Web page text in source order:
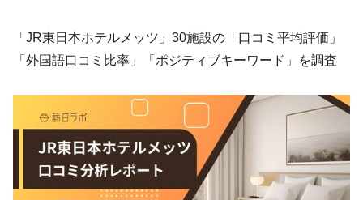
「JR東日本ホテルメッツ」30施設の「口コミ平均評価」
「外国語口コミ比率」「ポジティブキーワード」を調査